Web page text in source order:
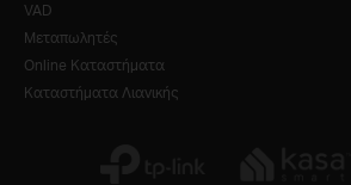
VAD
Μεταπωλητές
Online Καταστήματα
Καταστήματα Λιανικής